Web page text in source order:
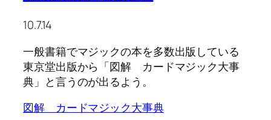
10.7.14
一般書籍でマジックの本を多数出版している
東京堂出版から「図解 カードマジック大事
典」と言うのが出るよう。
図解 カードマジック大事典